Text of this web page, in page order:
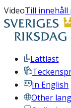
VideoTill innehåll
Lättläst
In English
Other